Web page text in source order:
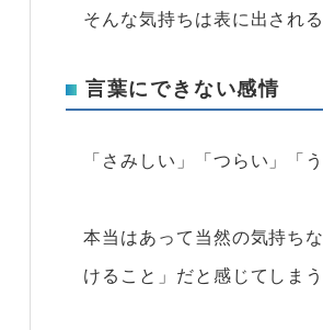
そんな気持ちは表に出され
言葉にできない感情
「さみしい」「つらい」「
本当はあって当然の気持ち
けること」だと感じてしまう